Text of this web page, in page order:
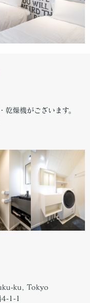
燥機がございます。
ku, Tokyo
4-1-1